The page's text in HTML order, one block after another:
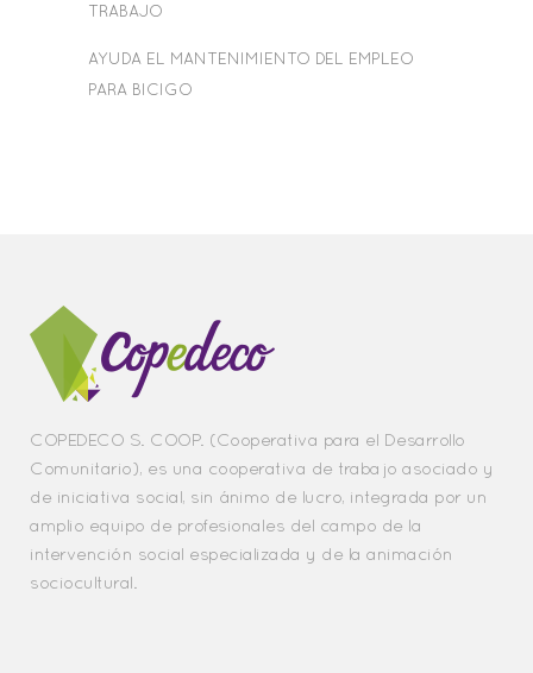
TRABAJO
AYUDA EL MANTENIMIENTO DEL EMPLEO
PARA BICIGO
COPEDECO S. COOP. (Cooperativa para el Desarrollo
Comunitario), es una cooperativa de trabajo asociado y
de iniciativa social, sin ánimo de lucro, integrada por un
amplio equipo de profesionales del campo de la
intervención social especializada y de la animación
sociocultural.